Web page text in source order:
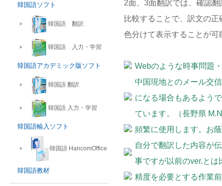
2面、3面翻訳では、確認
比較することで、訳文の
色分けて表示することが
Webのような時事問題
中国現地とのメール交
になる場合もあるよう
ています。（長野県
頻繁に使用します。お
自分で翻訳した内容が
事ですが以前のver.と
精度を必要とする作業
韓国語ソフト
韓国語 翻訳
韓国語 入力・学習
韓国語アカデミック版ソフト
韓国語 翻訳
韓国語 入力・学習
韓国語輸入ソフト
韓国語 HancomOffice
韓国語教材